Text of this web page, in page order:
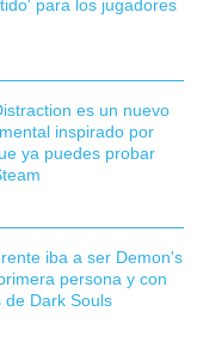
para los jugadores
es un nuevo
inspirado por
ya puedes probar
iba a ser Demon's
persona y con
de Dark Souls